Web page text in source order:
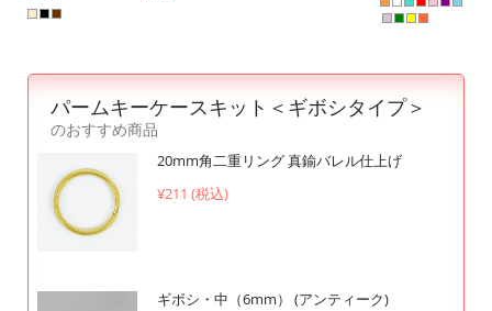
パームキーケースキット＜ギボシタイプ＞
のおすすめ商品
20mm角二重リング 真鍮バレル仕上げ
¥211 (税込)
ギボシ・中（6mm） (アンティーク)